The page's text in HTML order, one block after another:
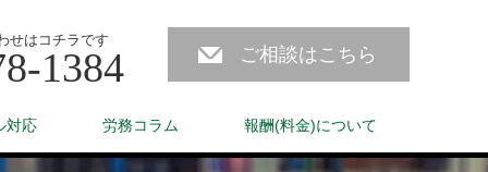
せはコチラです
1384 ご相談はこちら
対応 労務コラム 報酬(料金)について